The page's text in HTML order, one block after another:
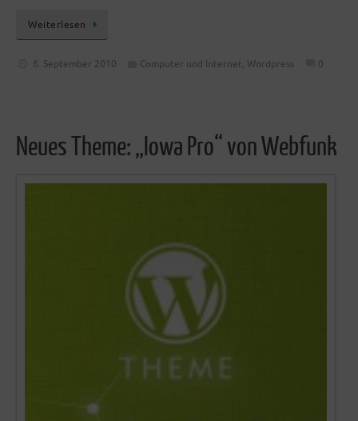
Wei­ter­le­sen
6. September 2010 Computer und Internet, Wordpress 0
Neues Theme: „Iowa Pro“ von Webfunk